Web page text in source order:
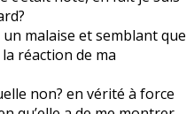
malaise et semblant que
réaction de ma
non? en vérité à force